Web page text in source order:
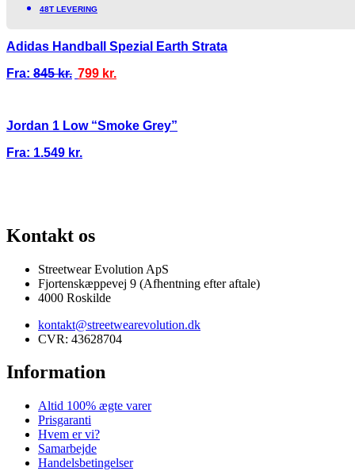
48T LEVERING
Adidas Handball Spezial Earth Strata
Fra: 845kr. 799 kr.
Jordan 1 Low “Smoke Grey”
Fra: 1.549 kr.
Kontakt os
Streetwear Evolution ApS
Fjortenskæppevej 9 (Afhentning efter aftale)
4000 Roskilde
kontakt@streetwearevolution.dk
CVR: 43628704
Information
Altid 100% ægte varer
Prisgaranti
Hvem er vi?
Samarbejde
Handelsbetingelser